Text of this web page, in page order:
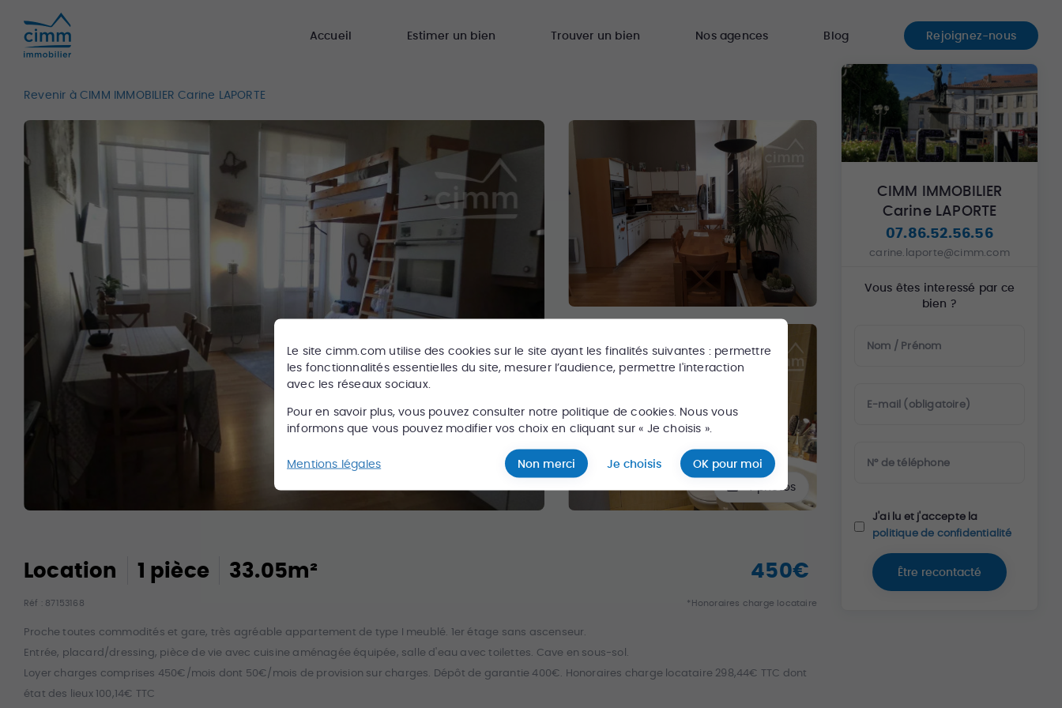
Le site cimm.com utilise des cookies sur le site ayant les finalités suivantes : permettre
les fonctionnalités essentielles du site, mesurer l’audience, permettre l'interaction
avec les réseaux sociaux.
Pour en savoir plus, vous pouvez consulter notre politique de cookies. Nous vous
informons que vous pouvez modifier vos choix en cliquant sur « Je choisis ».
Mentions légales Non merci Je choisis OK pour moi
Accueil Estimer un bien Trouver un bien Nos agences Blog Rejoignez-nous
Revenir à CIMM IMMOBILIER Carine LAPORTE
4photos
Location 1 pièce 33.05m² 450€
Réf : 87153168 *Honoraires charge locataire
Proche toutes commodités et gare, très agréable appartement de type I meublé. 1er étage sans ascenseur.
Entrée, placard/dressing, pièce de vie avec cuisine aménagée équipée, salle d'eau avec toilettes. Cave en sous-sol.
Loyer charges comprises 450€/mois dont 50€/mois de provision sur charges. Dépôt de garantie 400€. Honoraires charge locataire 298,44€ TTC dont
état des lieux 100,14€ TTC
CIMM IMMOBILIER
Carine LAPORTE
07.86.52.56.56
carine.laporte@cimm.com
Vous êtes interessé par ce
bien ?
Nom / Prénom
E-mail (obligatoire)
N° de téléphone
J'ai lu et j'accepte la
politique de confidentialité
Être recontacté